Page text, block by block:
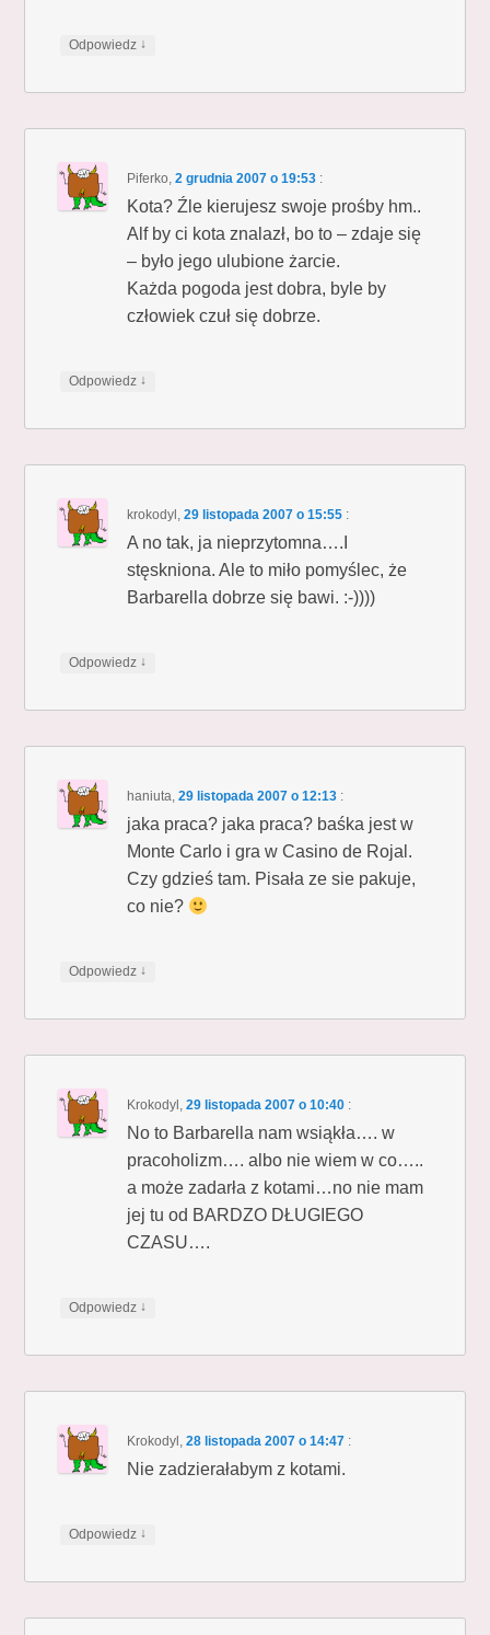
Odpowiedz ↓
Piferko,2 grudnia 2007 o 19:53 :
Kota? Źle kierujesz swoje prośby hm..
Alf by ci kota znalazł, bo to – zdaje się
– było jego ulubione żarcie.
Każda pogoda jest dobra, byle by
człowiek czuł się dobrze.
Odpowiedz ↓
krokodyl ,29 listopada 2007 o 15:55 :
A no tak, ja nieprzytomna….I
stęskniona. Ale to miło pomyślec, że
Barbarella dobrze się bawi. :-))))
Odpowiedz ↓
haniuta,29 listopada 2007 o 12:13 :
jaka praca? jaka praca? baśka jest w
Monte Carlo i gra w Casino de Rojal.
Czy gdzieś tam. Pisała ze sie pakuje,
co nie?
Odpowiedz ↓
Krokodyl ,29 listopada 2007 o 10:40 :
No to Barbarella nam wsiąkła…. w
pracoholizm…. albo nie wiem w co…..
a może zadarła z kotami…no nie mam
jej tu od BARDZO DŁUGIEGO
CZASU….
Odpowiedz ↓
Krokodyl ,28 listopada 2007 o 14:47 :
Nie zadzierałabym z kotami.
Odpowiedz ↓